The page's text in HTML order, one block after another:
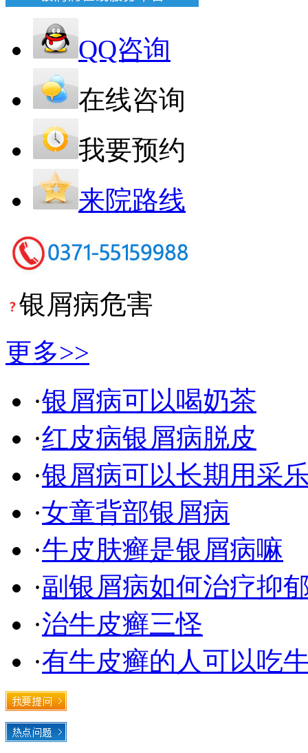
QQ咨询
在线咨询
我要预约
来院路线
银屑病危害
更多>>
·银屑病可以喝奶茶
·红皮病银屑病脱皮
·银屑病可以长期用采
·女童背部银屑病
·牛皮肤癣是银屑病嘛
·副银屑病如何治疗抑
·治牛皮癣三怪
·有牛皮癣的人可以吃